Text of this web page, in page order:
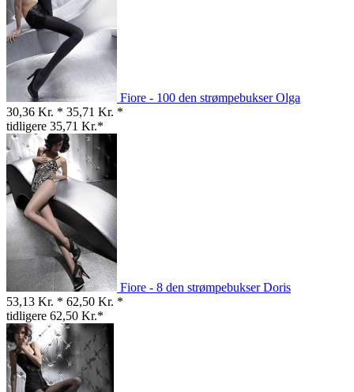
Fiore - 100 den strømpebukser Olga
30,36 Kr. * 35,71 Kr. *
tidligere 35,71 Kr.*
Fiore - 8 den strømpebukser Doris
53,13 Kr. * 62,50 Kr. *
tidligere 62,50 Kr.*